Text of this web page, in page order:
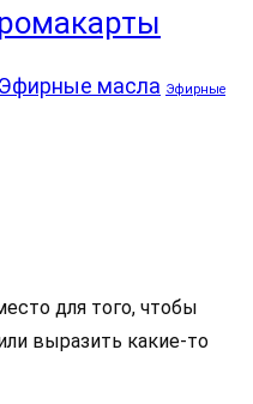
Эфирные масла Эфирные
для того, чтобы
выразить какие-то